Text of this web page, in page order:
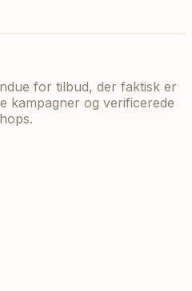
for tilbud, der faktisk er
kampagner og verificerede